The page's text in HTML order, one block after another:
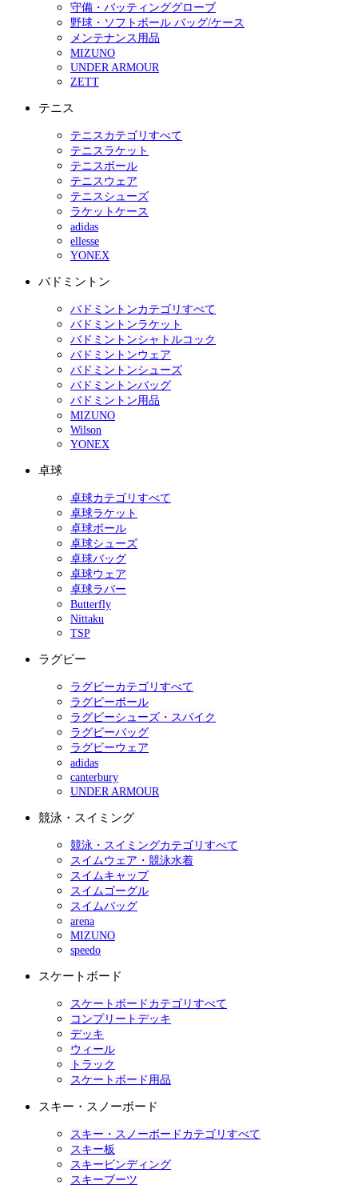
守備・バッティンググローブ
野球・ソフトボール バッグ/ケース
メンテナンス用品
MIZUNO
UNDER ARMOUR
ZETT
テニス
テニスカテゴリすべて
テニスラケット
テニスボール
テニスウェア
テニスシューズ
ラケットケース
adidas
ellesse
YONEX
バドミントン
バドミントンカテゴリすべて
バドミントンラケット
バドミントンシャトルコック
バドミントンウェア
バドミントンシューズ
バドミントンバッグ
バドミントン用品
MIZUNO
Wilson
YONEX
卓球
卓球カテゴリすべて
卓球ラケット
卓球ボール
卓球シューズ
卓球バッグ
卓球ウェア
卓球ラバー
Butterfly
Nittaku
TSP
ラグビー
ラグビーカテゴリすべて
ラグビーボール
ラグビーシューズ・スパイク
ラグビーバッグ
ラグビーウェア
adidas
canterbury
UNDER ARMOUR
競泳・スイミング
競泳・スイミングカテゴリすべて
スイムウェア・競泳水着
スイムキャップ
スイムゴーグル
スイムバッグ
arena
MIZUNO
speedo
スケートボード
スケートボードカテゴリすべて
コンプリートデッキ
デッキ
ウィール
トラック
スケートボード用品
スキー・スノーボード
スキー・スノーボードカテゴリすべて
スキー板
スキービンディング
スキーブーツ